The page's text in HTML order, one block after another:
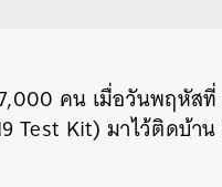
คน เมื่อวันพฤหัส
Test Kit) มาไว้ติดบ้า